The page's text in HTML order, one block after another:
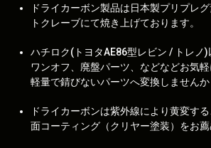
ドライカーボン製品は日本製プリプレ
トクレーブにて焼き上げております。
ハチロク(トヨタAE86型レビン / トレノ)
ワンオフ、廃盤パーツ、などなどお気軽
軽量で錆びないパーツへ変換しませんか
ドライカーボンは紫外線により黄変す
面コーティング（クリヤー塗装）をお薦